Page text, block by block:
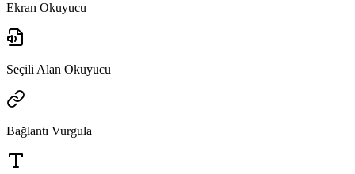
Ekran Okuyucu
Seçili Alan Okuyucu
Bağlantı Vurgula